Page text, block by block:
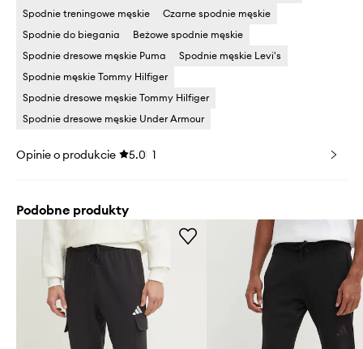
Spodnie treningowe męskie
Czarne spodnie męskie
Spodnie do biegania
Beżowe spodnie męskie
Spodnie dresowe męskie Puma
Spodnie męskie Levi's
Spodnie męskie Tommy Hilfiger
Spodnie dresowe męskie Tommy Hilfiger
Spodnie dresowe męskie Under Armour
Opinie o produkcie 5.0 1
Podobne produkty